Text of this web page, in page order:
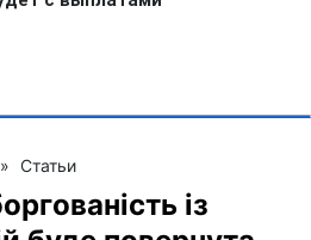
» Статьи
із